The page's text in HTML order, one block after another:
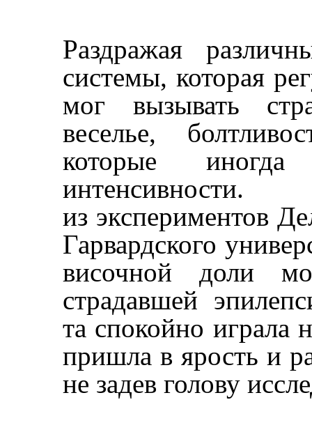
Раздражая
системы, которая
мог вызывать
веселье,
которые
из экспериментов
Гарвардского
височной доли
страдавшей
та спокойно играла
пришла в ярость и
не задев голову